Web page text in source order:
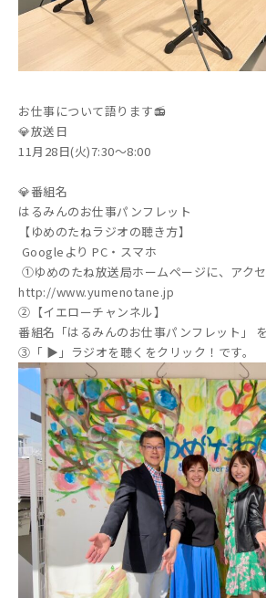
お仕事について語ります📻
💎放送日
11月28日(火)7:30～8:00
💎番組名
はるみんのお仕事パンフレット
【ゆめのたねラジオの聴き方】
Googleより PC・スマホ
①ゆめのたね放送局ホームページに、アクセ
http://www.yumenotane.jp
②【イエローチャンネル】
番組名「はるみんのお仕事パンフレット」
③「 ▶」ラジオを聴くをクリック！です。